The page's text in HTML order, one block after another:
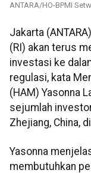
ANTARA/HO-BPMI
Jakarta
(RI) akan terus
investasi ke
regulasi, kata
(HAM) Yasonna
sejumlah
Zhejiang, China,
Yasonna
membutuhkan